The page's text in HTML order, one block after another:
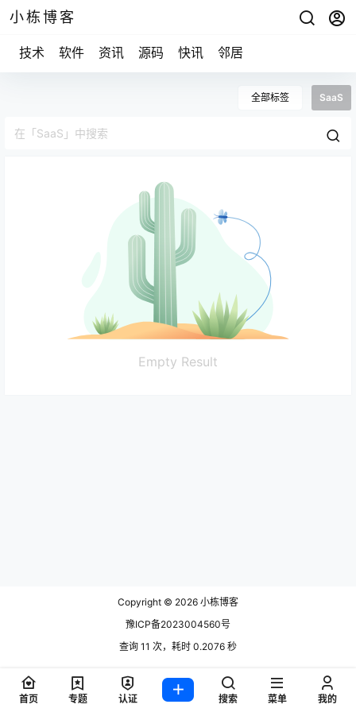
小栋博客
技术 软件 资讯 源码 快讯 邻居
全部标签 SaaS
Empty Result
Copyright © 2026 小栋博客
豫ICP备2023004560号
查询 11 次，耗时 0.2076 秒
首页 专题 认证 搜索 菜单 我的